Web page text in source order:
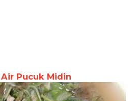
Pucuk Midin